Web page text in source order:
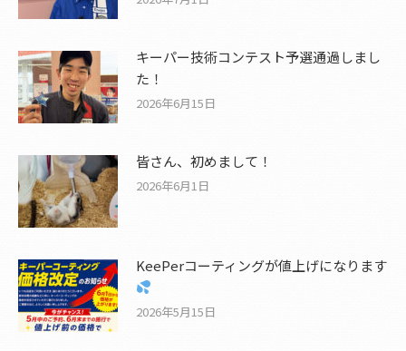
キーパー技術コンテスト予選通過しまし
た！
2026年6月15日
皆さん、初めまして！
2026年6月1日
KeePerコーティングが値上げになります
2026年5月15日